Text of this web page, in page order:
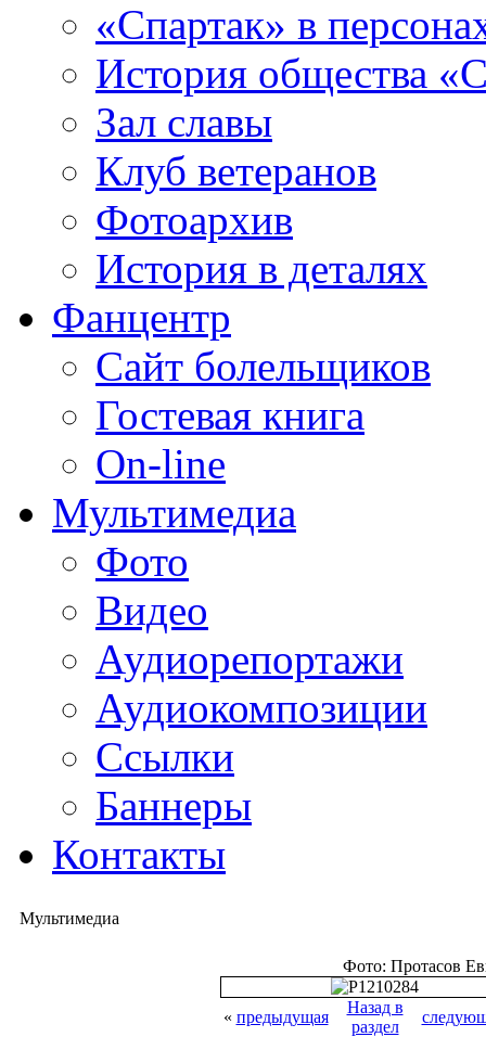
«Спартак» в
История общества
Зал славы
Клуб ветеранов
Фотоархив
История в деталях
Фанцентр
Сайт болельщиков
Гостевая книга
On-line
Мультимедиа
Фото
Видео
Аудиорепортажи
Аудиокомпозиции
Ссылки
Баннеры
Контакты
Мультимедиа
Фото: Протасов
« предыдущая
Назад в
раздел